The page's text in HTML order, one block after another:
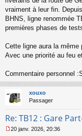
vraiment à leur fin.
BHNS, ligne renommée
premières phases de
Cette ligne aura la même
Avec une priorité au feu
Commentaire personnel
xouxo
Passager
Re: TB12 : Gare
20 janv. 2026, 20:36